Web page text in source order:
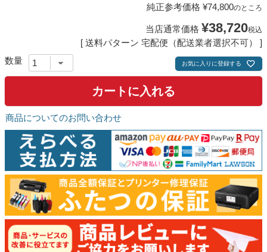
純正参考価格 ¥74,800のところ
当店通常価格 ¥38,720税込
送料パターン 宅配便（配送業者選択不可）
お気に入りに登録する
カートに入れる
商品についてのお問い合わせ